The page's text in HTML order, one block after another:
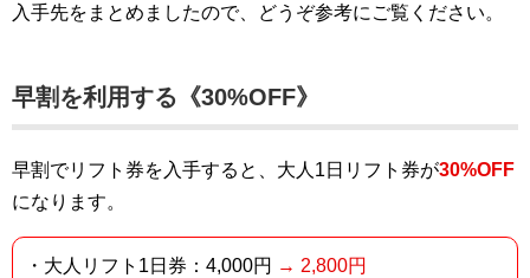
入手先をまとめましたので、どうぞ参考にご覧ください。
早割を利用する《30%OFF》
早割でリフト券を入手すると、大人1日リフト券が30%OFF
になります。
・大人リフト1日券：4,000円 → 2,800円